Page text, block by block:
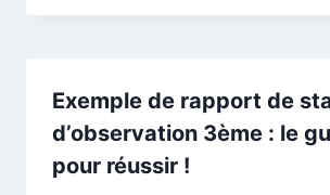
Exemple de rapport de
d’observation 3ème : le
pour réussir !